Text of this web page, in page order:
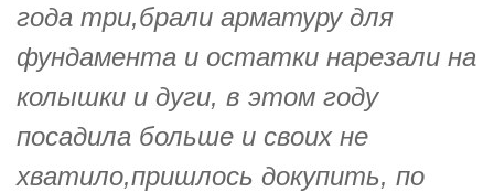
года три,брали арматуру для
фундамента и остатки нарезали на
колышки и дуги, в этом году
посадила больше и своих не
хватило,пришлось докупить, по